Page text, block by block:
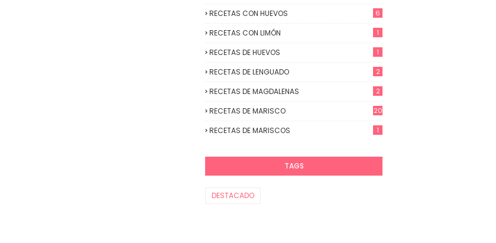
RECETAS CON HUEVOS 6
RECETAS CON LIMÓN 1
RECETAS DE HUEVOS 1
RECETAS DE LENGUADO 2
RECETAS DE MAGDALENAS 2
RECETAS DE MARISCO 20
RECETAS DE MARISCOS 1
TAGS
DESTACADO